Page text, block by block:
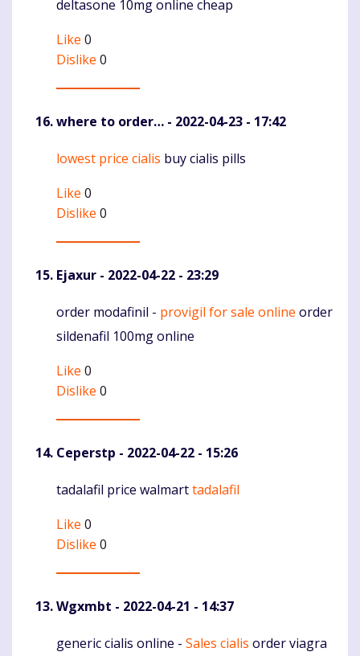
deltasone 10mg online cheap
Like 0
Dislike 0
where to order… - 2022-04-23 - 17:42
Komentaras
lowest price cialis buy cialis pills
Like 0
Dislike 0
Ejaxur - 2022-04-22 - 23:29
Komentaras
order modafinil - provigil for sale online order
sildenafil 100mg online
Like 0
Dislike 0
Ceperstp - 2022-04-22 - 15:26
Komentaras
tadalafil price walmarttadalafil
Like 0
Dislike 0
Wgxmbt - 2022-04-21 - 14:37
Komentaras
generic cialis online - Sales cialis order viagra